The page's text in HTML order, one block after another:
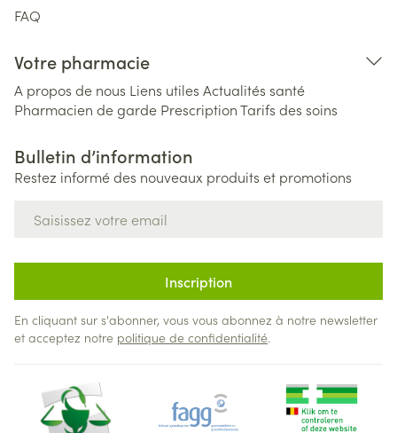
FAQ
Votre pharmacie
A propos de nous Liens utiles Actualités santé
Pharmacien de garde PrescriptionTarifs des soins
Bulletin d’information
Restez informé des nouveaux produits et promotions
Inscription
En cliquant sur s'abonner, vous vous abonnez à notre newsletter
et acceptez notre politique de confidentialité.